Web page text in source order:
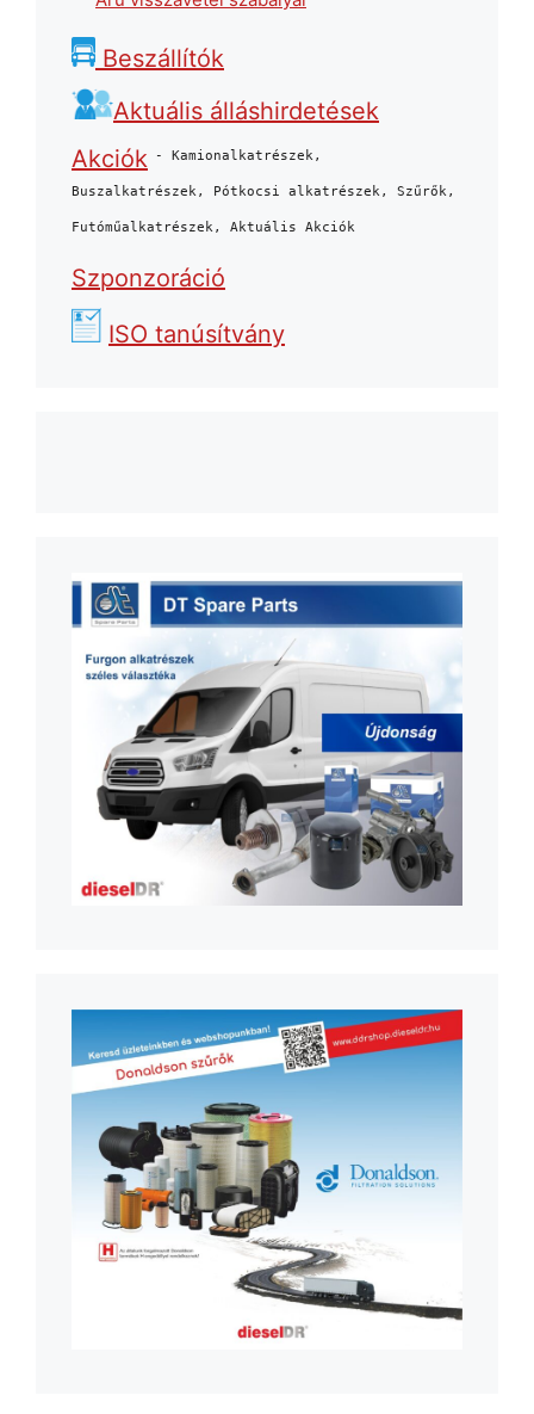
Beszállítók
Aktuális álláshirdetések
Akciók
- Kamionalkatrészek,
Buszalkatrészek, Pótkocsi alkatrészek, Szűrők,
Futóműalkatrészek, Aktuális Akciók
Szponzoráció
ISO tanúsítvány